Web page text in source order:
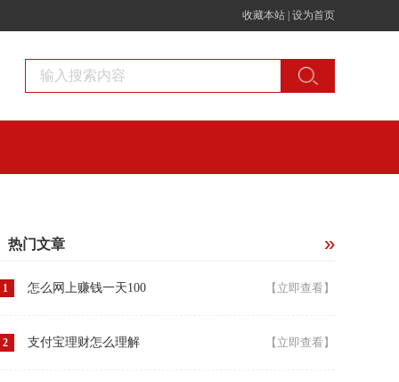
收藏本站 设为首页
热门文章
1 怎么网上赚钱一天100 【立即查看】
2 支付宝理财怎么理解 【立即查看】